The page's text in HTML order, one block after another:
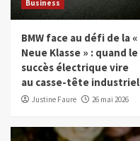
Business
BMW face au défi de la «
Neue Klasse » : quand le
succès électrique vire
au casse-tête industriel
Justine Faure 26 mai 2026